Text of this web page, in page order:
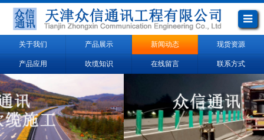
关于我们 产品展示 新闻动态 现货资源
产品应用 吹缆知识 在线留言 联系方式